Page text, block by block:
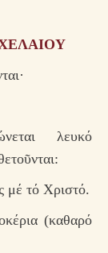
λευκό
μέ τό Χριστό.
(καθαρό